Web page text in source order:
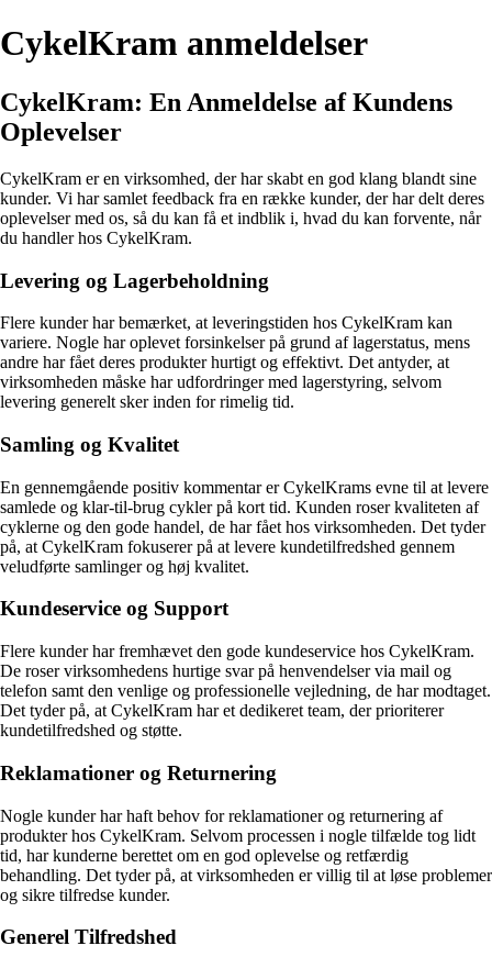
CykelKram anmeldelser
CykelKram: En Anmeldelse af Kundens
Oplevelser
CykelKram er en virksomhed, der har skabt en god klang blandt sine
kunder. Vi har samlet feedback fra en række kunder, der har delt deres
oplevelser med os, så du kan få et indblik i, hvad du kan forvente, når
du handler hos CykelKram.
Levering og Lagerbeholdning
Flere kunder har bemærket, at leveringstiden hos CykelKram kan
variere. Nogle har oplevet forsinkelser på grund af lagerstatus, mens
andre har fået deres produkter hurtigt og effektivt. Det antyder, at
virksomheden måske har udfordringer med lagerstyring, selvom
levering generelt sker inden for rimelig tid.
Samling og Kvalitet
En gennemgående positiv kommentar er CykelKrams evne til at levere
samlede og klar-til-brug cykler på kort tid. Kunden roser kvaliteten af
cyklerne og den gode handel, de har fået hos virksomheden. Det tyder
på, at CykelKram fokuserer på at levere kundetilfredshed gennem
veludførte samlinger og høj kvalitet.
Kundeservice og Support
Flere kunder har fremhævet den gode kundeservice hos CykelKram.
De roser virksomhedens hurtige svar på henvendelser via mail og
telefon samt den venlige og professionelle vejledning, de har modtaget.
Det tyder på, at CykelKram har et dedikeret team, der prioriterer
kundetilfredshed og støtte.
Reklamationer og Returnering
Nogle kunder har haft behov for reklamationer og returnering af
produkter hos CykelKram. Selvom processen i nogle tilfælde tog lidt
tid, har kunderne berettet om en god oplevelse og retfærdig
behandling. Det tyder på, at virksomheden er villig til at løse problemer
og sikre tilfredse kunder.
Generel Tilfredshed